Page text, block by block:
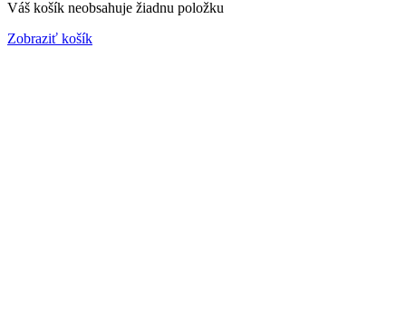
Váš košík neobsahuje žiadnu položku
Zobraziť košík